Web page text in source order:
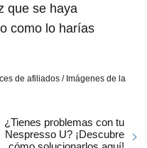
que se haya
como lo harías
de afiliados / Imágenes de la
¿Tienes problemas con tu
Nespresso U? ¡Descubre